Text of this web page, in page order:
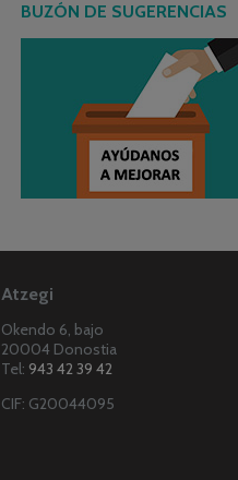
BUZÓN DE SUGERENCIAS
Atzegi
Okendo 6, bajo
20004 Donostia
Tel: 943 42 39 42
CIF: G20044095